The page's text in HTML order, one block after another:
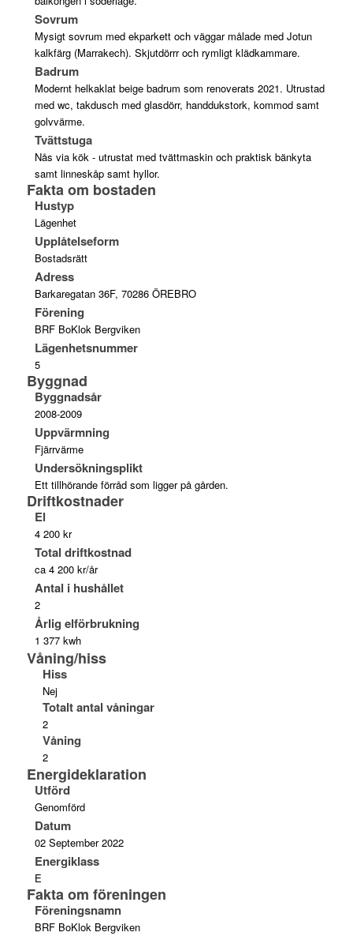
Sovrum
Mysigt sovrum med ekparkett och väggar målade med Jotun
kalkfärg (Marrakech). Skjutdörrr och rymligt klädkammare.
Badrum
Modernt helkaklat beige badrum som renoverats 2021. Utrustad
med wc, takdusch med glasdörr, handdukstork, kommod samt
golvvärme.
Tvättstuga
Nås via kök - utrustat med tvättmaskin och praktisk bänkyta
samt linneskåp samt hyllor.
Fakta om bostaden
Hustyp
Lägenhet
Upplåtelseform
Bostadsrätt
Adress
Barkaregatan 36F, 70286 ÖREBRO
Förening
BRF BoKlok Bergviken
Lägenhetsnummer
5
Byggnad
Byggnadsår
2008-2009
Uppvärmning
Fjärrvärme
Undersökningsplikt
Ett tillhörande förråd som ligger på gården.
Driftkostnader
El
4 200 kr
Total driftkostnad
ca 4 200 kr/år
Antal i hushållet
2
Årlig elförbrukning
1 377 kwh
Våning/hiss
Hiss
Nej
Totalt antal våningar
2
Våning
2
Energideklaration
Utförd
Genomförd
Datum
02 September 2022
Energiklass
E
Fakta om föreningen
Föreningsnamn
BRF BoKlok Bergviken